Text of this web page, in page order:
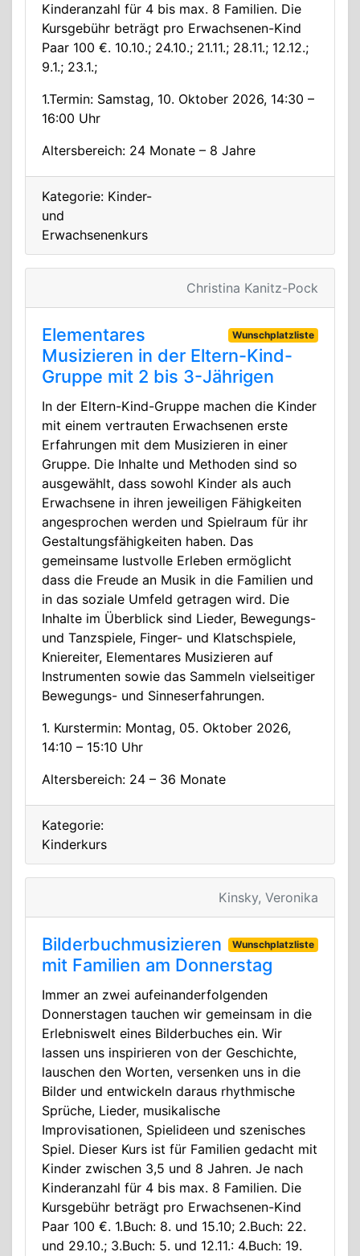
Kinderanzahl für 4 bis max. 8 Familien. Die
Kursgebühr beträgt pro Erwachsenen-Kind
Paar 100 €. 10.10.; 24.10.; 21.11.; 28.11.; 12.12.;
9.1.; 23.1.;
1.Termin: Samstag, 10. Oktober 2026, 14:30 –
16:00 Uhr
Altersbereich: 24 Monate – 8 Jahre
Kategorie: Kinder-
und
Erwachsenenkurs
Christina Kanitz-Pock
Wunschplatzliste
Elementares
Musizieren in der Eltern-Kind-
Gruppe mit 2 bis 3-Jährigen
In der Eltern-Kind-Gruppe machen die Kinder
mit einem vertrauten Erwachsenen erste
Erfahrungen mit dem Musizieren in einer
Gruppe. Die Inhalte und Methoden sind so
ausgewählt, dass sowohl Kinder als auch
Erwachsene in ihren jeweiligen Fähigkeiten
angesprochen werden und Spielraum für ihr
Gestaltungsfähigkeiten haben. Das
gemeinsame lustvolle Erleben ermöglicht
dass die Freude an Musik in die Familien und
in das soziale Umfeld getragen wird. Die
Inhalte im Überblick sind Lieder, Bewegungs-
und Tanzspiele, Finger- und Klatschspiele,
Kniereiter, Elementares Musizieren auf
Instrumenten sowie das Sammeln vielseitiger
Bewegungs- und Sinneserfahrungen.
1. Kurstermin: Montag, 05. Oktober 2026,
14:10 – 15:10 Uhr
Altersbereich: 24 – 36 Monate
Kategorie:
Kinderkurs
Kinsky, Veronika
Wunschplatzliste
Bilderbuchmusizieren
mit Familien am Donnerstag
Immer an zwei aufeinanderfolgenden
Donnerstagen tauchen wir gemeinsam in die
Erlebniswelt eines Bilderbuches ein. Wir
lassen uns inspirieren von der Geschichte,
lauschen den Worten, versenken uns in die
Bilder und entwickeln daraus rhythmische
Sprüche, Lieder, musikalische
Improvisationen, Spielideen und szenisches
Spiel. Dieser Kurs ist für Familien gedacht mit
Kinder zwischen 3,5 und 8 Jahren. Je nach
Kinderanzahl für 4 bis max. 8 Familien. Die
Kursgebühr beträgt pro Erwachsenen-Kind
Paar 100 €. 1.Buch: 8. und 15.10; 2.Buch: 22.
und 29.10.; 3.Buch: 5. und 12.11.: 4.Buch: 19.